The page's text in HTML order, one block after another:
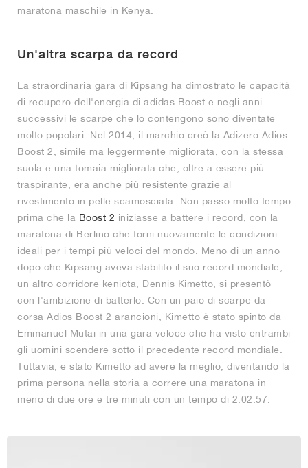
maratona maschile in Kenya.
Un'altra scarpa da record
La straordinaria gara di Kipsang ha dimostrato le capacità
di recupero dell'energia di adidas Boost e negli anni
successivi le scarpe che lo contengono sono diventate
molto popolari. Nel 2014, il marchio creò la Adizero Adios
Boost 2, simile ma leggermente migliorata, con la stessa
suola e una tomaia migliorata che, oltre a essere più
traspirante, era anche più resistente grazie al
rivestimento in pelle scamosciata. Non passò molto tempo
prima che la Boost 2 iniziasse a battere i record, con la
maratona di Berlino che fornì nuovamente le condizioni
ideali per i tempi più veloci del mondo. Meno di un anno
dopo che Kipsang aveva stabilito il suo record mondiale,
un altro corridore keniota, Dennis Kimetto, si presentò
con l'ambizione di batterlo. Con un paio di scarpe da
corsa Adios Boost 2 arancioni, Kimetto è stato spinto da
Emmanuel Mutai in una gara veloce che ha visto entrambi
gli uomini scendere sotto il precedente record mondiale.
Tuttavia, è stato Kimetto ad avere la meglio, diventando la
prima persona nella storia a correre una maratona in
meno di due ore e tre minuti con un tempo di 2:02:57.